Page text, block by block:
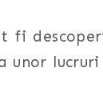
fi
unor